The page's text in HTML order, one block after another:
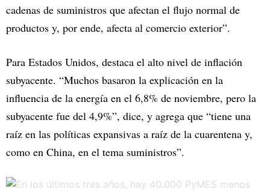
cadenas de suministros que afectan el flujo normal de
productos y, por ende, afecta al comercio exterior”.
Para Estados Unidos, destaca el alto nivel de inflación
subyacente. “Muchos basaron la explicación en la
influencia de la energía en el 6,8% de noviembre, pero la
subyacente fue del 4,9%”, dice, y agrega que “tiene una
raíz en las políticas expansivas a raíz de la cuarentena y,
como en China, en el tema suministros”.